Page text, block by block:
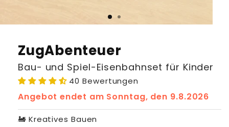
ZugAbenteuer
Bau- und Spiel-Eisenbahnset für Kinder
40 Bewertungen
Angebot endet am Sonntag, den 9.8.2026
🚂 Kreatives Bauen